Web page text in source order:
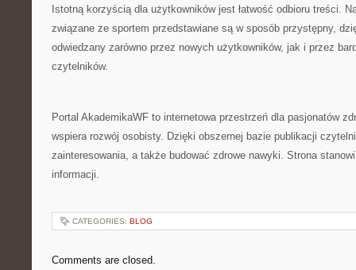
Istotną korzyścią dla użytkowników jest łatwość odbioru treści.
związane ze sportem przedstawiane są w sposób przystępny,
odwiedzany zarówno przez nowych użytkowników, jak i przez
czytelników.
Portal AkademikaWF to internetowa przestrzeń dla pasjonatów
wspiera rozwój osobisty. Dzięki obszernej bazie publikacji
zainteresowania, a także budować zdrowe nawyki. Strona
informacji.
CATEGORIES: BLOG
Comments are closed.